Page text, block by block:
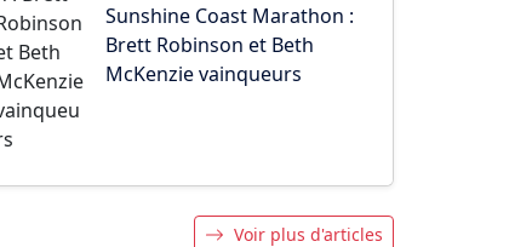
Sunshine Coast Marathon :
Brett Robinson et Beth
McKenzie vainqueurs
Voir plus d'articles